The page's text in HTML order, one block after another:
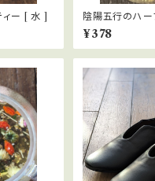
陰陽五行のハーブティー [ 水 ]
¥378